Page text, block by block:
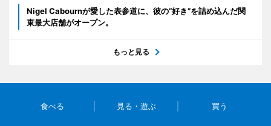
Nigel Cabournが愛した表参道に、彼の“好き”を詰め込んだ関
東最大店舗がオープン。
もっと見る
食べる 見る・遊ぶ 買う